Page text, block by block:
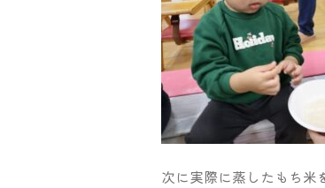
次に実際に蒸したもち